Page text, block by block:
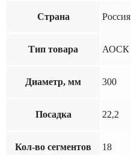
Страна Россия
Тип товара АОСК
Диаметр, мм 300
Посадка 22,2
Кол-во сегментов 18